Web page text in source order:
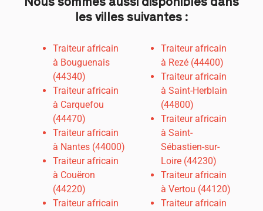
les villes suivantes :
Traiteur africain
à Bouguenais
(44340)
Traiteur africain
à Carquefou
(44470)
Traiteur africain
à Nantes (44000)
Traiteur africain
à Couëron
(44220)
Traiteur africain
Traiteur africain
à Rezé (44400)
Traiteur africain
à Saint-Herblain
(44800)
Traiteur africain
à Saint-
Sébastien-sur-
Loire (44230)
Traiteur africain
à Vertou (44120)
Traiteur africain